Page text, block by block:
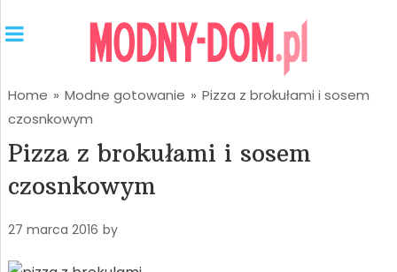
Home » Modne gotowanie » Pizza z brokułami i sosem
czosnkowym
Pizza z brokułami i sosem
czosnkowym
27 marca 2016 by